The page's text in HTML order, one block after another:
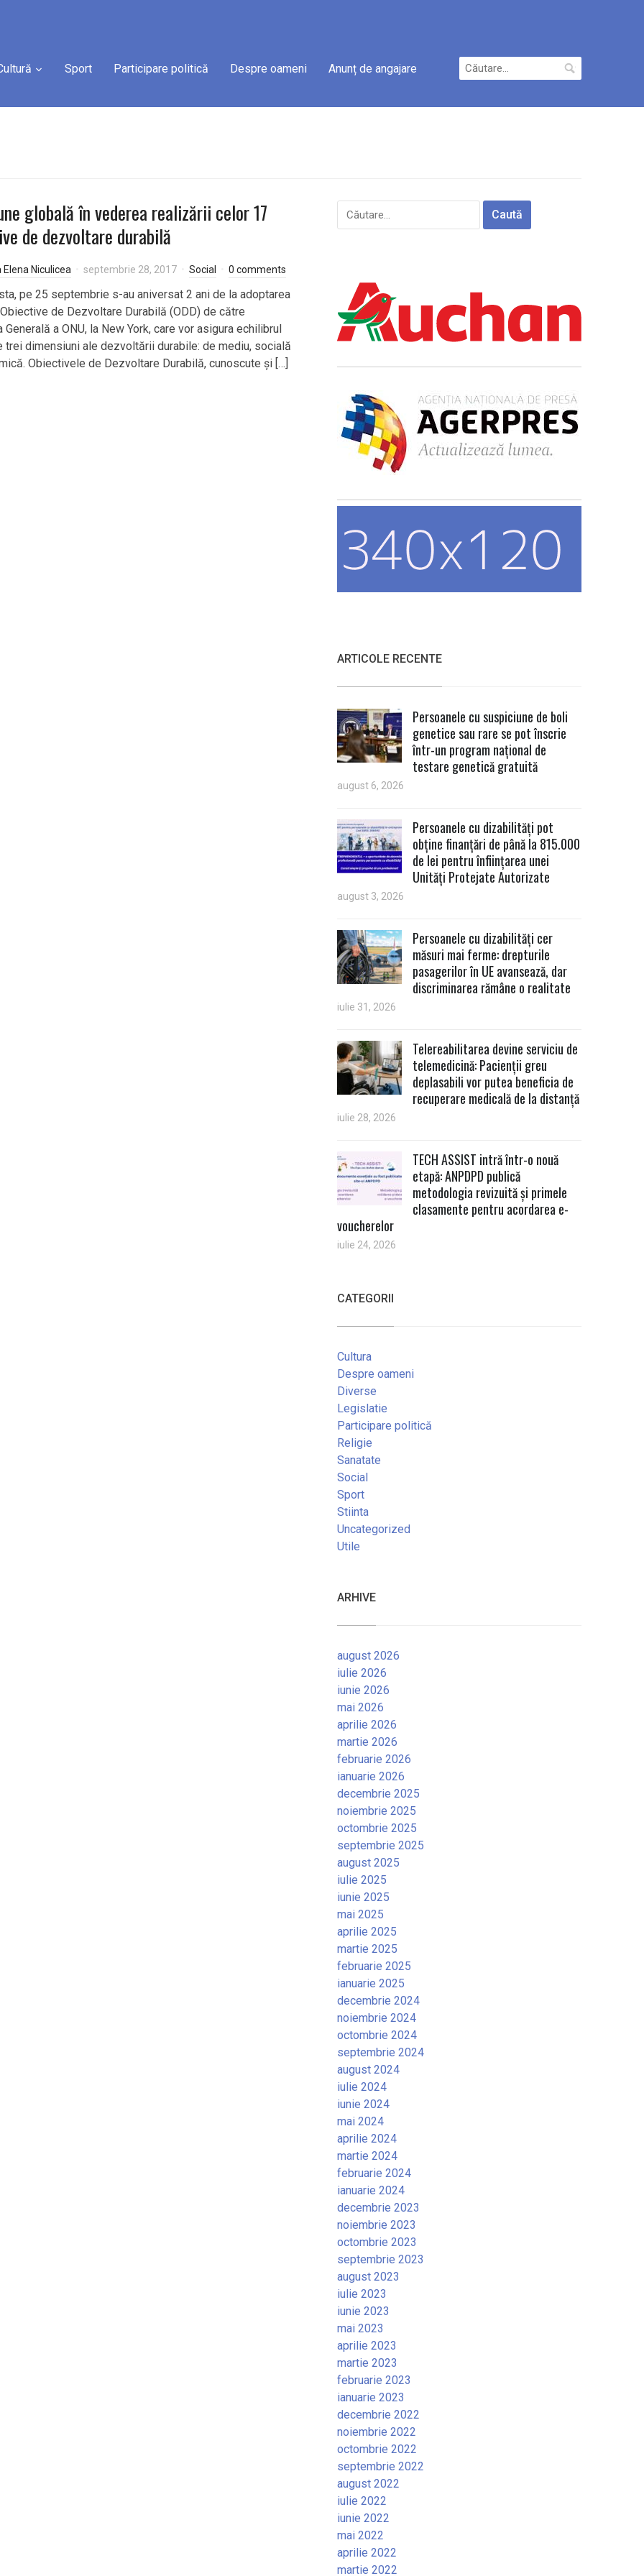
Sport Participare politică Despre oameni Anunț de angajare
Caută
după:
globală în vederea realizării celor 17
de dezvoltare durabilă
Elena Niculicea septembrie 28, 2017 Social 0 comments
pe 25 septembrie s-au aniversat 2 ani de la adoptarea
de Dezvoltare Durabilă (ODD) de către
Generală a ONU, la New York, care vor asigura echilibrul
trei dimensiuni ale dezvoltării durabile: de mediu, socială
Obiectivele de Dezvoltare Durabilă, cunoscute și […]
Caută
după:
ARTICOLE RECENTE
Persoanele cu suspiciune de boli
genetice sau rare se pot înscrie
într-un program național de
testare genetică gratuită
august 6, 2026
Persoanele cu dizabilități pot
obține finanțări de până la 815.000
de lei pentru înființarea unei
Unități Protejate Autorizate
august 3, 2026
Persoanele cu dizabilități cer
măsuri mai ferme: drepturile
pasagerilor în UE avansează, dar
discriminarea rămâne o realitate
iulie 31, 2026
Telereabilitarea devine serviciu de
telemedicină: Pacienții greu
deplasabili vor putea beneficia de
recuperare medicală de la distanță
iulie 28, 2026
TECH ASSIST intră într-o nouă
etapă: ANPDPD publică
metodologia revizuită și primele
clasamente pentru acordarea e-
voucherelor
iulie 24, 2026
CATEGORII
Cultura
Despre oameni
Diverse
Legislatie
Participare politică
Religie
Sanatate
Social
Sport
Stiinta
Uncategorized
Utile
ARHIVE
august 2026
iulie 2026
iunie 2026
mai 2026
aprilie 2026
martie 2026
februarie 2026
ianuarie 2026
decembrie 2025
noiembrie 2025
octombrie 2025
septembrie 2025
august 2025
iulie 2025
iunie 2025
mai 2025
aprilie 2025
martie 2025
februarie 2025
ianuarie 2025
decembrie 2024
noiembrie 2024
octombrie 2024
septembrie 2024
august 2024
iulie 2024
iunie 2024
mai 2024
aprilie 2024
martie 2024
februarie 2024
ianuarie 2024
decembrie 2023
noiembrie 2023
octombrie 2023
septembrie 2023
august 2023
iulie 2023
iunie 2023
mai 2023
aprilie 2023
martie 2023
februarie 2023
ianuarie 2023
decembrie 2022
noiembrie 2022
octombrie 2022
septembrie 2022
august 2022
iulie 2022
iunie 2022
mai 2022
aprilie 2022
martie 2022